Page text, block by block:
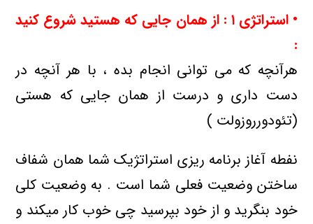
• استراتژی ۱ : از همان جایی که هستید شروع کنید
:
هرآنچه که می توانی انجام بده ، با هر آنچه در
دست داری و درست از همان جایی که هستی
(تئودورروزولت )
نفطه آغاز برنامه ریزی استراتژیک شما همان شفاف
ساختن وضعیت فعلی شما است . به وضعیت کلی
خود بنگرید و از خود بپرسید چی خوب کار میکند و